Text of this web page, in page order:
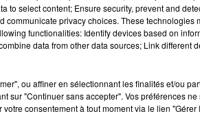
RIVE-DE-GIER : FERMETURE
DE L'A47 POUR LES 2
PROCHAINES NUITS
to select content; Ensure security, prevent and
communicate privacy choices. These technologies
functionalities: Identify devices based on
data from other data sources; Link different
ou affiner en sélectionnant les finalités et/ou
sur "Continuer sans accepter". Vos préférences
consentement à tout moment via le lien